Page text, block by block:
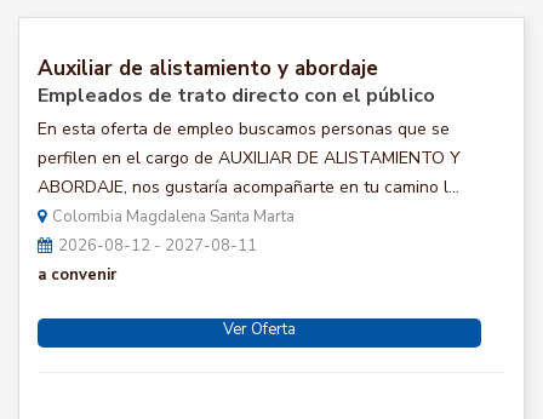
Auxiliar de alistamiento y abordaje
Empleados de trato directo con el público
En esta oferta de empleo buscamos personas que se
perfilen en el cargo de AUXILIAR DE ALISTAMIENTO Y
ABORDAJE, nos gustaría acompañarte en tu camino l...
Colombia Magdalena Santa Marta
2026-08-12 - 2027-08-11
a convenir
Ver Oferta